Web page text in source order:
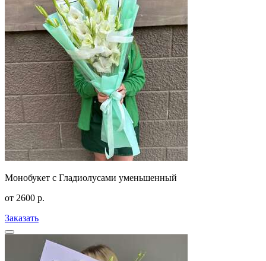
Монобукет с Гладиолусами уменьшенный
от 2600 р.
Заказать